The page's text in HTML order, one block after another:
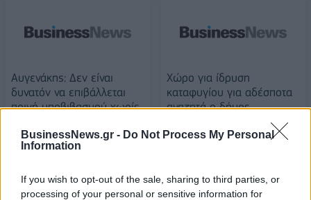
BusinessNews.gr - Do Not Process My Personal
Information
If you wish to opt-out of the sale, sharing to third parties, or
processing of your personal or sensitive information for
Αυγενάκης: Δεν είναι
δυνατόν να επιβάλλεται
ποινή υποβιβασμού χωρίς
27/01/2020 - 19:52
Χώρο για ίδρυση
καταφυγίου για αδέσποτα
αναζητά ο δήμος
27/01/2020 - 20:35